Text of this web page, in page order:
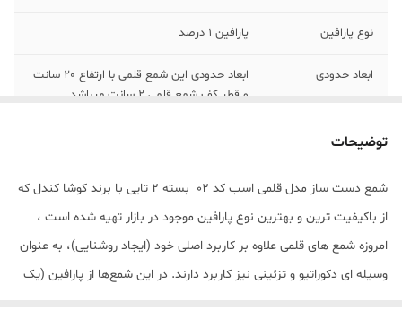
نوع پارافین پارافین 1 درصد
ابعاد حدودی
ابعاد حدودی این شمع قلمی با ارتفاع 20 سانت
و قطر کف شمع قلمی 2 سانت میباشد
توضیحات
شمع دست ساز مدل قلمی اسب کد 02 بسته 2 تایی با برند کوشا کندل که
از باکیفیت ترین و بهترین نوع پارافین موجود در بازار تهیه شده است ،
امروزه شمع های قلمی علاوه بر کاربرد اصلی خود (ایجاد روشنایی)، به عنوان
وسیله ای دکوراتیو و تزئینی نیز کاربرد دارند. در این شمع‌ها از پارافین (یک